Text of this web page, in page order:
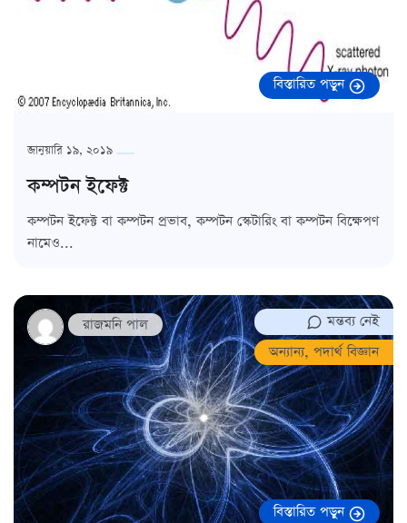
বিস্তারিত পড়ুন
জানুয়ারি ১৯, ২০১৯
কম্পটন ইফেক্ট
কম্পটন ইফেক্ট বা কম্পটন প্রভাব, কম্পটন স্কেটারিং বা কম্পটন বিক্ষেপণ
নামেও...
রাজমনি পাল
মন্তব্য নেই
অন্যান্য, পদার্থ বিজ্ঞান
বিস্তারিত পড়ুন